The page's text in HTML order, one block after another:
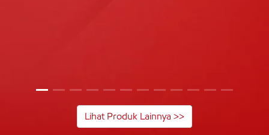
Lihat Produk Lainnya >>